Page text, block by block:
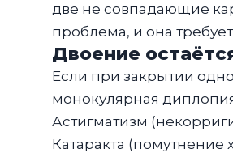
две не совпадающие
проблема, и она
Двоение
Если при закрытии
монокулярная
Астигматизм
Катаракта (помутнение